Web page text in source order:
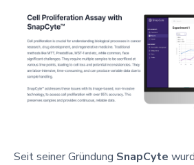
Seit seiner Gründung SnapCyte